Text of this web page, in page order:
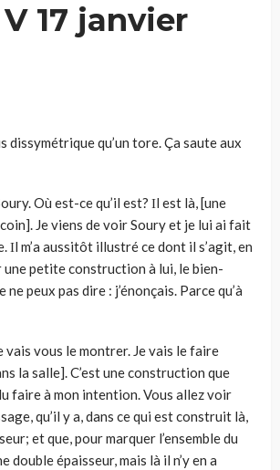
17 janvier
dissymétrique qu’un tore. Ça saute aux
Où est-ce qu’il est? Ιl est là, [une
Je viens de voir Soury et je lui ai fait
Ιl m’a aussi­tôt illustré ce dont il s’agit, en
une petite construction à lui, le bien-
ne peux pas dire : j’énonçais. Parce qu’à
vais vous le montrer. Je vais le faire
la salle]. C’est une construction que
faire à mon intention. Vous allez voir
qu’il y a, dans ce qui est construit là,
et que, pour marquer l’ensemble du
double épaisseur, mais là il n’y en a